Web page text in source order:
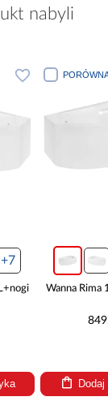
nabyli
+7
Wanna